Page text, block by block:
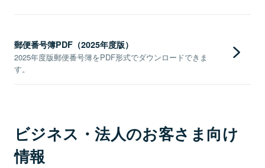
郵便番号簿PDF（2025年度版）
2025年度版郵便番号簿をPDF形式でダウンロードできま
す。
ビジネス・法人のお客さま向け
情報